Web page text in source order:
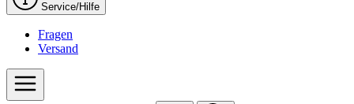
Service/Hilfe
Fragen
Versand